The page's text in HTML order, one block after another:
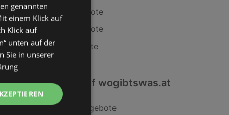
BILLA PLUS Angebote
Travel FREE Angebote
Maximarkt Angebote
Interessantes auf wogibtswas.at
Nike Caprihose Angebote
genannten
einem Klick auf
Klick auf
unten auf der
Sie in unserer